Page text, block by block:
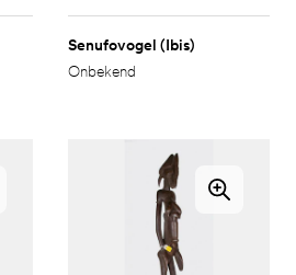
Senufovogel (Ibis)
Onbekend